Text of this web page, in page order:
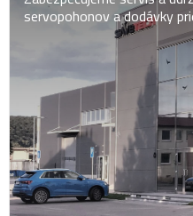
servopohonov a dodávky